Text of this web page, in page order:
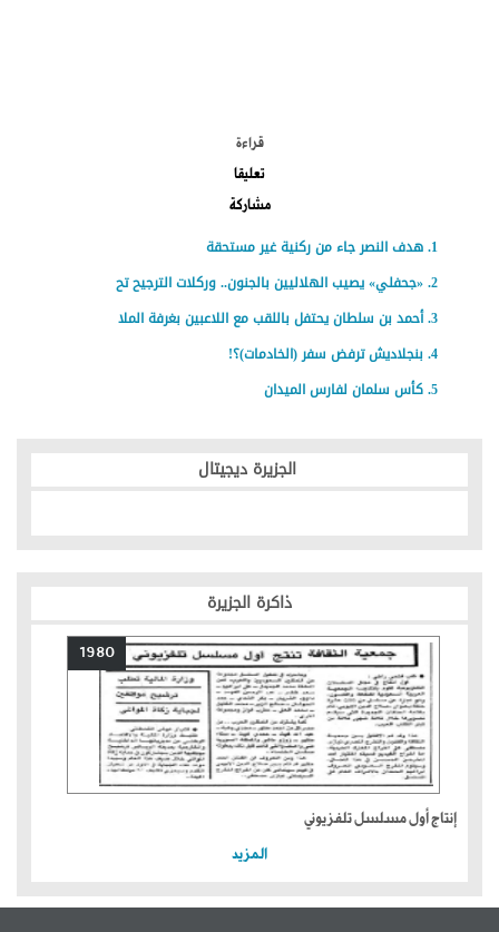
قراءة
تعليقا
مشاركة
هدف النصر جاء من ركنية غير مستحقة
«جحفلي» يصيب الهلاليين بالجنون.. وركلات الترجيح تح
أحمد بن سلطان يحتفل باللقب مع اللاعبين بغرفة الملا
بنجلاديش ترفض سفر (الخادمات)؟!
كأس سلمان لفارس الميدان
الجزيرة ديجيتال
ذاكرة الجزيرة
1980
إنتاج أول مسلسل تلفزيوني
المزيد